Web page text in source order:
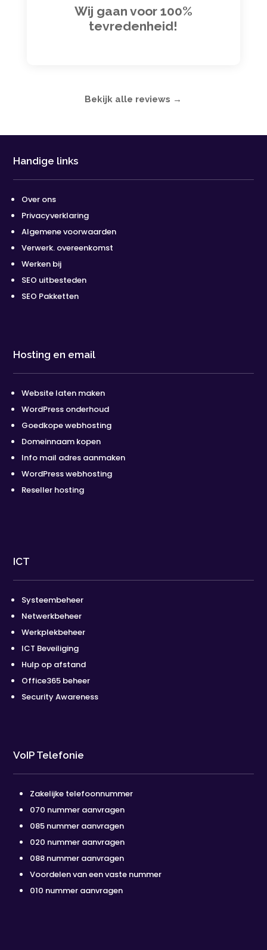
Wij gaan voor 100%
tevredenheid!
Bekijk alle reviews →
Handige links
Over ons
Privacyverklaring
Algemene voorwaarden
Verwerk. overeenkomst
Werken bij
SEO uitbesteden
SEO Pakketten
Hosting en email
Website laten maken
WordPress onderhoud
Goedkope webhosting
Domeinnaam kopen
Info mail adres aanmaken
WordPress webhosting
Reseller hosting
ICT
Systeembeheer
Netwerkbeheer
Werkplekbeheer
ICT Beveiliging
Hulp op afstand
Office365 beheer
Security Awareness
VoIP Telefonie
Zakelijke telefoonnummer
070 nummer aanvragen
085 nummer aanvragen
020 nummer aanvragen
088 nummer aanvragen
Voordelen van een vaste nummer
010 nummer aanvragen